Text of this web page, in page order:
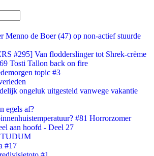
Menno de Boer (47) op non-actief stuurde
#295] Van flodderslinger tot Shrek-crème
Tosti Tallon back on fire
topic #3
ongeluk uitgesteld vanwege vakantie
egels af?
#81 Horrorzomer
aan hoofd - Deel 27
TUDUM
#17